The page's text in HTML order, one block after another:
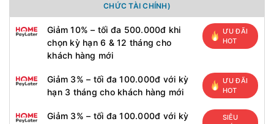
CHỨC TÀI CHÍNH)
Giảm 10% – tối đa 500.000đ khi
chọn kỳ hạn 6 & 12 tháng cho
khách hàng mới
ƯU ĐÃI
HOT
Giảm 3% – tối đa 100.000đ với kỳ
hạn 3 tháng cho khách hàng mới
ƯU ĐÃI
HOT
Giảm 3% – tối đa 100.000đ với kỳ
SIÊU